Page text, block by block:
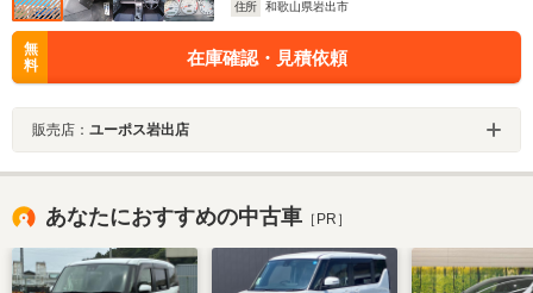
住所
和歌山県岩出市
無
料
在庫確認・見積依頼
販売店： ユーポス岩出店
あなたにおすすめの中古車 ［PR］